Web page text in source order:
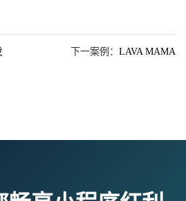
下一案例： LAVA MAMA